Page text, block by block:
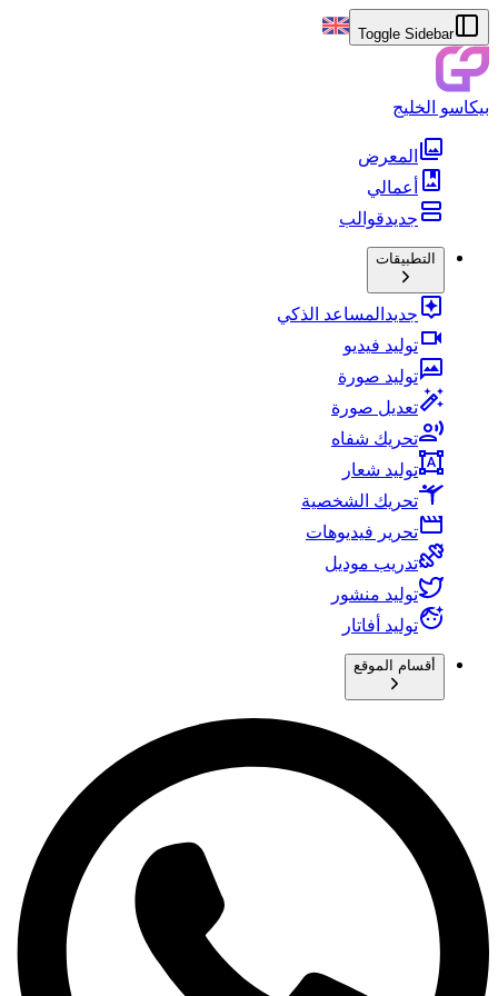
Toggle Sidebar
بيكاسو الخليج
المعرض
أعمالي
جديدقوالب
التطبيقات
جديد المساعد الذكي
توليد فيديو
توليد صورة
تعديل صورة
تحريك شفاه
توليد شعار
تحريك الشخصية
تحرير فيديوهات
تدريب موديل
توليد منشور
توليد أفاتار
أقسام الموقع